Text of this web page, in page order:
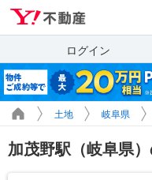
ログイン
土地 岐阜県
加茂野駅（岐阜県